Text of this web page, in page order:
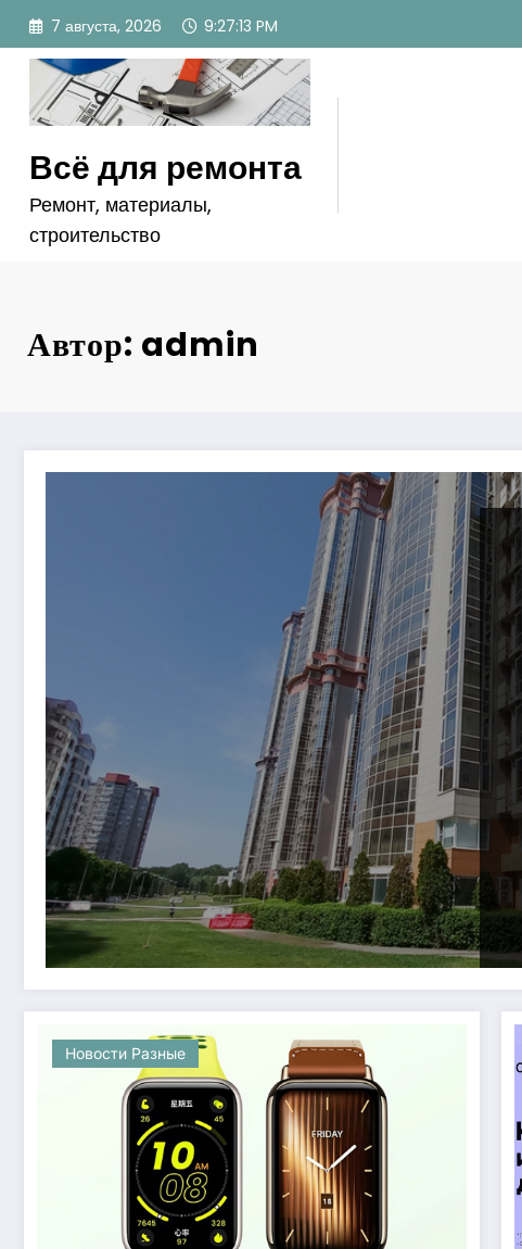
Перейти
содержимому
7 августа, 2026 9:27:14 PM
Всё для ремонта
Ремонт, материалы,
строительство
Автор: admin
Новости Разные